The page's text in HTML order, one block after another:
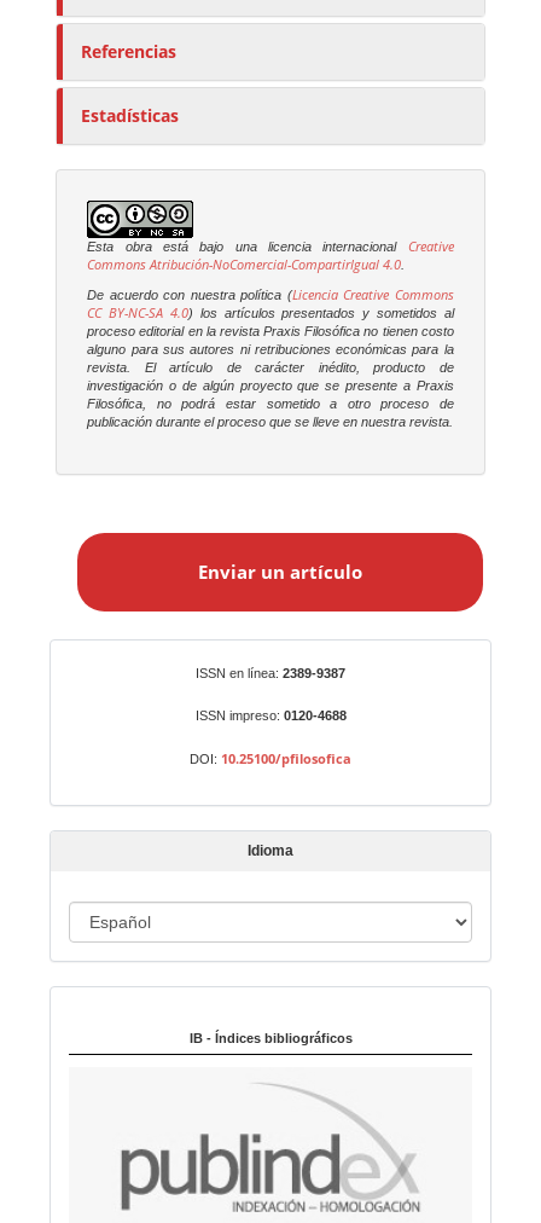
Referencias
Estadísticas
Esta obra está bajo una licencia internacional
Creative
Commons Atribución-NoComercial-CompartirIgual 4.0
De acuerdo con nuestra política (Licencia Creative Commons
CC BY-NC-SA 4.0) los artículos presentados y sometidos al
proceso editorial en la revistaPraxis Filosófica no tienen costo
alguno para sus autores ni retribuciones económicas para la
revista. El artículo de carácter inédito, producto de
investigación o de algún proyecto que se presente a Praxis
Filosófica , no podrá estar sometido a otro proceso de
publicación durante el proceso que se lleve en nuestra revista.
a
t
í
o
Enviar un artículo
ISSN en línea: 2389-9387
ISSN impreso: 0120-4688
DOI: 10.25100/pfilosofica
Idioma
d
m
IB - Índices bibliográficos